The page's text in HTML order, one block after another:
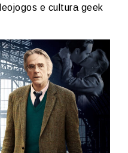
e cultura geek